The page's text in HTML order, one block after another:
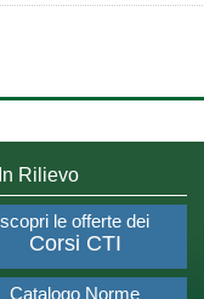
In Rilievo
scopri le offerte dei
Corsi CTI
Catalogo Norme